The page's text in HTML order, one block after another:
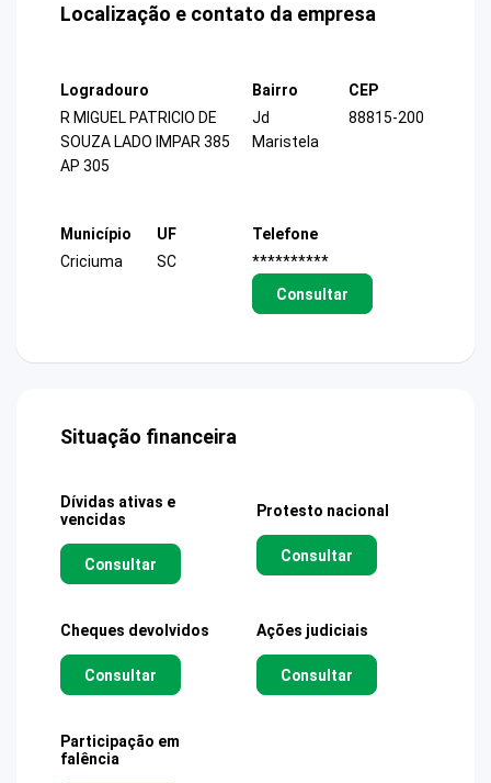
Localização e contato da empresa
Logradouro
R MIGUEL PATRICIO DE
SOUZA LADO IMPAR 385
AP 305
Bairro
Jd
Maristela
CEP
88815-200
Município
Criciuma
UF
SC
Telefone
**********
Consultar
Situação financeira
Dívidas ativas e
vencidas
Consultar
Protesto nacional
Consultar
Cheques devolvidos
Consultar
Ações judiciais
Consultar
Participação em
falência